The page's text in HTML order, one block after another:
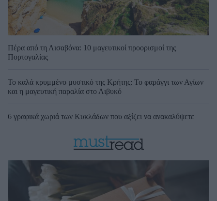
Πέρα από τη Λισαβόνα: 10 μαγευτικοί προορισμοί της
Πορτογαλίας
Το καλά κρυμμένο μυστικό της Κρήτης: Το φαράγγι των Αγίων
και η μαγευτική παραλία στο Λιβυκό
6 γραφικά χωριά των Κυκλάδων που αξίζει να ανακαλύψετε